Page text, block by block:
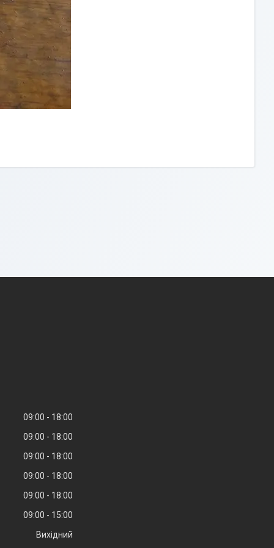
09:00
18:00
09:00
18:00
09:00
18:00
09:00
18:00
09:00
18:00
09:00
15:00
Вихідний